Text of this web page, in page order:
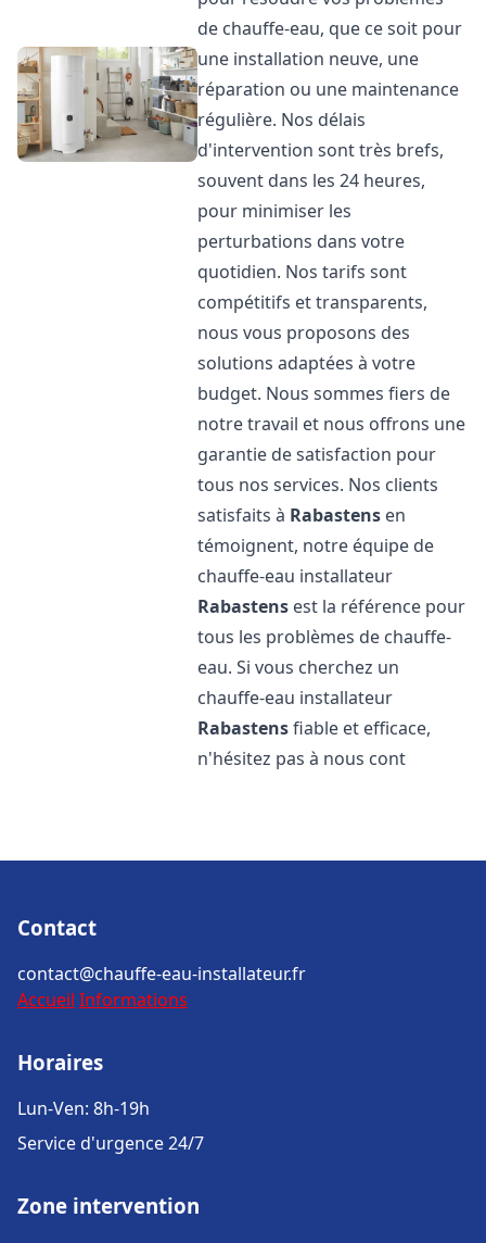
de chauffe-eau, que ce soit pour
une installation neuve, une
réparation ou une maintenance
régulière. Nos délais
d'intervention sont très brefs,
souvent dans les 24 heures,
pour minimiser les
perturbations dans votre
quotidien. Nos tarifs sont
compétitifs et transparents,
nous vous proposons des
solutions adaptées à votre
budget. Nous sommes fiers de
notre travail et nous offrons une
garantie de satisfaction pour
tous nos services. Nos clients
satisfaits à Rabastens en
témoignent, notre équipe de
chauffe-eau installateur
Rabastens est la référence pour
tous les problèmes de chauffe-
eau. Si vous cherchez un
chauffe-eau installateur
Rabastensfiable et efficace,
n'hésitez pas à nous cont
Contact
contact@chauffe-eau-installateur.fr
Accueil Informations
Horaires
Lun-Ven: 8h-19h
Service d'urgence 24/7
Zone intervention